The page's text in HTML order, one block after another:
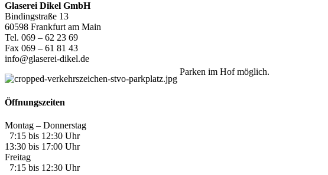
Glaserei Dikel GmbH
Bindingstraße 13
60598 Frankfurt am Main
Tel. 069 – 62 23 69
Fax 069 – 61 81 43
info@glaserei-dikel.de
Parken im Hof möglich.
Öffnungszeiten
Montag – Donnerstag
7:15 bis 12:30 Uhr
13:30 bis 17:00 Uhr
Freitag
7:15 bis 12:30 Uhr